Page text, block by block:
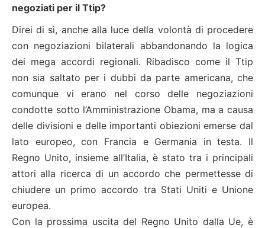
negoziati per il Ttip?
Direi di sì, anche alla luce della volontà di procedere
con negoziazioni bilaterali abbandonando la logica
dei mega accordi regionali. Ribadisco come il Ttip
non sia saltato per i dubbi da parte americana, che
comunque vi erano nel corso delle negoziazioni
condotte sotto l’Amministrazione Obama, ma a causa
delle divisioni e delle importanti obiezioni emerse dal
lato europeo, con Francia e Germania in testa. Il
Regno Unito, insieme all’Italia, è stato tra i principali
attori alla ricerca di un accordo che permettesse di
chiudere un primo accordo tra Stati Uniti e Unione
europea.
Con la prossima uscita del Regno Unito dalla Ue, è